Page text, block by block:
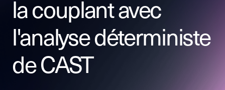
la couplant avec
l'analyse déterministe
de CAST